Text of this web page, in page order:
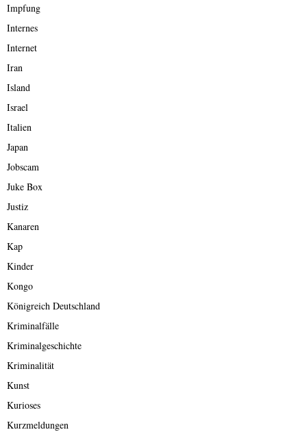
Impfung
Internes
Internet
Iran
Island
Israel
Italien
Japan
Jobscam
Juke Box
Justiz
Kanaren
Kap
Kinder
Kongo
Königreich Deutschland
Kriminalfälle
Kriminalgeschichte
Kriminalität
Kunst
Kurioses
Kurzmeldungen